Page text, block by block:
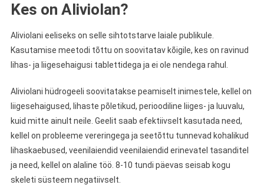
Kes on Aliviolan?
Aliviolani eeliseks on selle sihtotstarve laiale publikule.
Kasutamise meetodi tõttu on soovitatav kõigile, kes on ravinud
lihas- ja liigesehaigusi tablettidega ja ei ole nendega rahul.
Aliviolani hüdrogeeli soovitatakse peamiselt inimestele, kellel on
liigesehaigused, lihaste põletikud, perioodiline liiges- ja luuvalu,
kuid mitte ainult neile. Geelit saab efektiivselt kasutada need,
kellel on probleeme vereringega ja seetõttu tunnevad kohalikud
lihaskaebused, veenilaiendid veenilaiendid erinevatel tasanditel
ja need, kellel on alaline töö. 8-10 tundi päevas seisab kogu
skeleti süsteem negatiivselt.